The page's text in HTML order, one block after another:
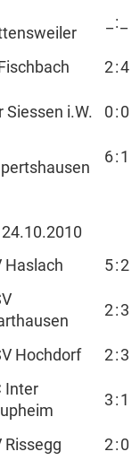
:
2:4
Siessen i.W. 0 : 0
6: 1
Haslach 5:2
2: 3
Hochdorf 2: 3
Inter
3 : 1
Rissegg 2: 0